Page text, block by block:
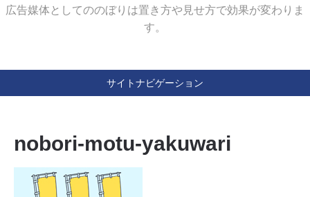
広告媒体としてののぼりは置き方や見せ方で効果が変わりま
す。
サイトナビゲーション
nobori-motu-yakuwari